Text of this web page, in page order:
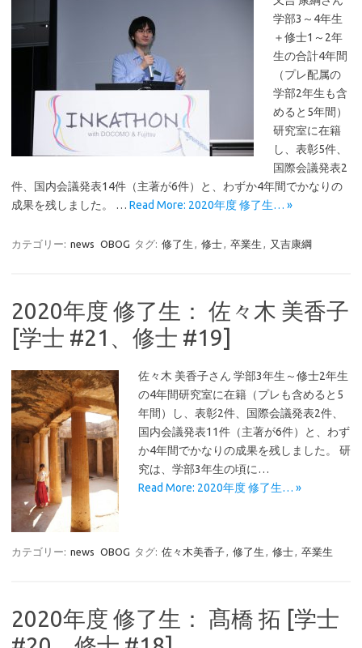
学部3～4年生
＋修士1～2年
生の合計4年間
（プレ配属の
学部2年生も含
めると5年間）
研究室に在籍
し、表彰5件、
国際会議発表2
件、国内会議発表14件（主著が6件）と、わずか4年間でかなりの
成果を残しました。 … Read More: 2020年度 修了生… »
カテゴリー: news OBOG タグ: 修了生 , 修士, 卒業生 , 又吉康綱
2020年度 修了生： 佐々木 美香子
[学士 #21、修士 #19]
佐々木 美香子さん 学部3年生～修士2年生
の4年間研究室に在籍（プレも含めると5
年間）し、表彰2件、国際会議発表2件、
国内会議発表11件（主著が6件）と、わず
か4年間でかなりの成果を残しました。 研
究は、学部3年生の頃に…
Read More: 2020年度 修了生… »
カテゴリー: news OBOG タグ: 佐々木美香子, 修了生 , 修士, 卒業生
2020年度 修了生： 髙橋 拓 [学士